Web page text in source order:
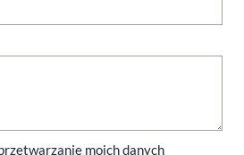
moich danych